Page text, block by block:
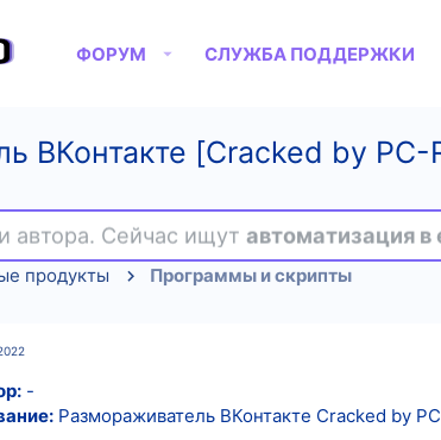
ФОРУМ СЛУЖБА ПОДДЕРЖКИ
ВКонтакте [Cracked by PC-
автора. Сейчас ищут автоматизация в
продукты Программы и скрипты
-
Размораживатель ВКонтакте Cracked by